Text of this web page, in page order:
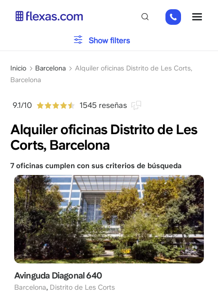
+31
202
Sobrescribir
enlaces
ayuda
la
navegación
Inicio Barcelona
Alquiler oficinas Distrito de Les Corts,
Barcelona
9.1/10 1545 reseñas
Alquiler oficinas Distrito de Les
Corts, Barcelona
Aparcamiento
Por favor, elija el tamaño de su equipo
Show filters
7 oficinas cumplen con sus criterios de búsqueda
Avinguda Diagonal 640
Barcelona, Distrito de Les Corts